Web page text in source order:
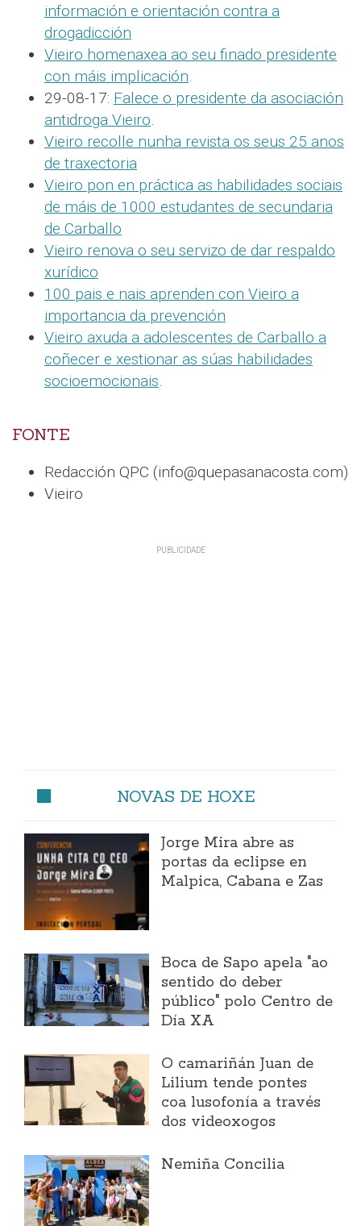
información e orientación contra a
drogadicción
Vieiro homenaxea ao seu finado presidente
con máis implicación.
29-08-17: Falece o presidente da asociación
antidroga Vieiro.
Vieiro recolle nunha revista os seus 25 anos
de traxectoria
Vieiro pon en práctica as habilidades sociais
de máis de 1000 estudantes de secundaria
de Carballo
Vieiro renova o seu servizo de dar respaldo
xurídico
100 pais e nais aprenden con Vieiro a
importancia da prevención
Vieiro axuda a adolescentes de Carballo a
coñecer e xestionar as súas habilidades
socioemocionais.
FONTE
Redacción QPC (info@quepasanacosta.com)
Vieiro
NOVAS DE HOXE
Jorge Mira abre as
portas da eclipse en
Malpica, Cabana e Zas
Boca de Sapo apela "ao
sentido do deber
público" polo Centro de
Día XA
O camariñán Juan de
Lilium tende pontes
coa lusofonía a través
dos videoxogos
Nemiña Concilia